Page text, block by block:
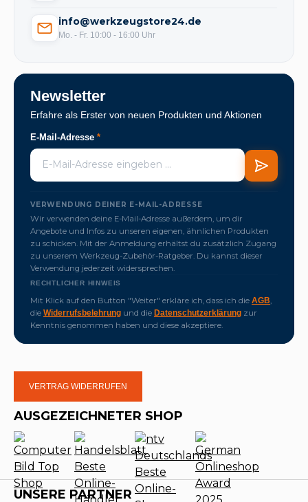
info@werkzeugstore24.de
Mo. - Fr. 10:00 - 16:00 Uhr
Newsletter
Erfahre als Erster von neuen Produkten und Aktionen
E-Mail-Adresse *
VERWENDUNG DEINER E-MAIL-ADRESSE
Wir verwenden deine E-Mail-Adresse außerdem, um dir
Angebote und Infos zu unseren eigenen, ähnlichen Produkten
zu schicken. Mit der Anmeldung erhältst du zusätzlich Zugang
zu unserem Werkzeug-Zubehör-Ratgeber. Du kannst dieser
Verwendung jederzeit widersprechen.
RECHTLICHER HINWEIS
Mit Klick auf den Button "Weiter" erkläre ich, dass ich die AGB
die Widerrufsbelehrung und die Datenschutzerklärung zur
Kenntnis genommen haben und diese akzeptiere.
VERTRAG WIDERRUFEN
AUSGEZEICHNETER SHOP
UNSERE PARTNER